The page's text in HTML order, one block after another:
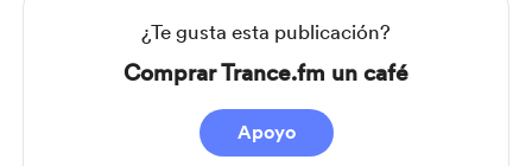
¿Te gusta esta publicación?
Comprar Trance.fm un café
Apoyo